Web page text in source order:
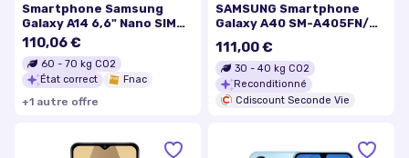
Smartphone Samsung
Galaxy A14 6,6" Nano SIM
64 Go Gris
110,06 €
60 - 70 kg CO2
État correct
Fnac
+1 autre offre
SAMSUNG Smartphone
Galaxy A40 SM-A405FN/DS
Reconditionné - Très bon
état
111,00 €
30 - 40 kg CO2
Reconditionné
Cdiscount Seconde Vie